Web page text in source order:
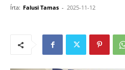
Írta: Falusi Tamas - 2025-11-12